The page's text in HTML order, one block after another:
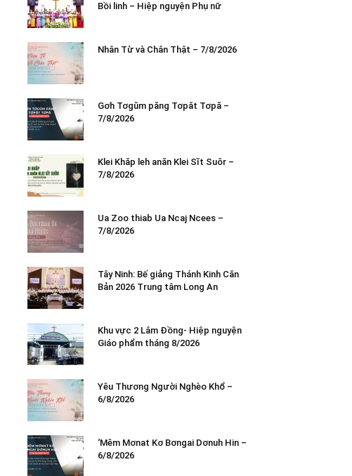
Bồi linh – Hiệp nguyện Phụ nữ
Nhân Từ và Chân Thật – 7/8/2026
Gơh Tơgŭm păng Tơpăt Tơpă –
7/8/2026
Klei Khăp leh anăn Klei Sĭt Suôr –
7/8/2026
Ua Zoo thiab Ua Ncaj Ncees –
7/8/2026
Tây Ninh: Bế giảng Thánh Kinh Căn
Bản 2026 Trung tâm Long An
Khu vực 2 Lâm Đồng- Hiệp nguyện
Giáo phẩm tháng 8/2026
Yêu Thương Người Nghèo Khổ –
6/8/2026
‘Mêm Mơnat Kơ Bơngai Dơnuh Hin –
6/8/2026